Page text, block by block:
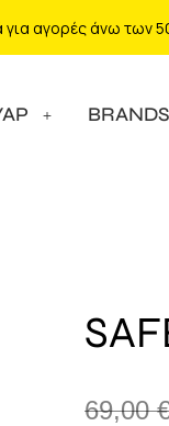
αγορές άνω των
BRANDS
69,00